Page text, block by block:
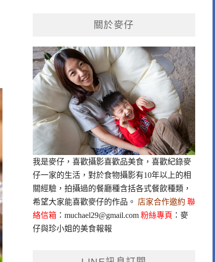
關於麥仔
我是麥仔，喜歡攝影喜歡品美食，喜歡紀錄麥
仔一家的生活，對於食物攝影有10年以上的相
關經驗，拍攝過的餐廳種含括各式餐飲種類，
希望大家能喜歡麥仔的作品。 店家合作邀約 聯
絡信箱： muchael29@gmail.com 粉絲專頁 ： 麥
仔與珍小姐的美食報報